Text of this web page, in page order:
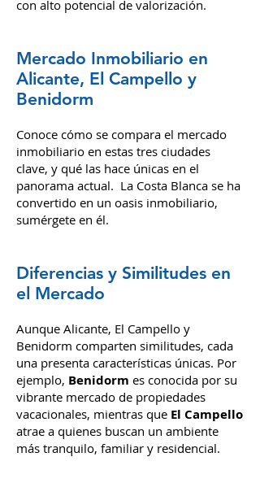
oportunidades atractivas para
Mercado Inmobiliario en
Benidorm
Conoce cómo se compara el mercado
inmobiliario en estas tres ciudades
clave, y qué las hace únicas en el
panorama actual.
el Mercado
Aunque Alicante, El Campello y
Benidorm comparten similitudes, cada
una presenta características únicas. Por
ejemplo,Benidormes conocida por su
vibrante mercado de propiedades
vacacionales, mientras queEl Campello